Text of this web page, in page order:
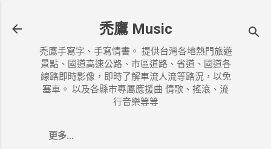
禿鷹 Music
禿鷹手寫字、手寫情書。 提供台灣各地熱門旅遊
景點、國道高速公路、市區道路、省道、國道各
線路即時影像，即時了解車流人流等路況，以免
塞車。 以及各縣市專屬應援曲 情歌、搖滾、流
行音樂等等
更多…